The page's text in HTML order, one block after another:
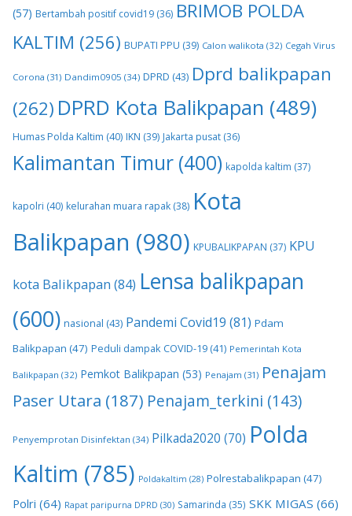
(57) Bertambah positif covid19 (36) BRIMOB POLDA
KALTIM (256) BUPATI PPU (39) Calon walikota (32) Cegah Virus
Corona (31) Dandim0905 (34) DPRD (43) Dprd balikpapan
(262) DPRD Kota Balikpapan (489)
Humas Polda Kaltim (40) IKN (39) Jakarta pusat (36)
Kalimantan Timur (400) kapolda kaltim (37)
kapolri (40) kelurahan muara rapak (38) Kota
Balikpapan (980) KPUBALIKPAPAN (37) KPU
kota Balikpapan (84) Lensa balikpapan
(600) nasional (43) Pandemi Covid19 (81) Pdam
Balikpapan (47) Peduli dampak COVID-19 (41) Pemerintah Kota
Balikpapan (32) Pemkot Balikpapan (53) Penajam (31) Penajam
Paser Utara (187) Penajam_terkini (143)
Penyemprotan Disinfektan (34) Pilkada2020 (70) Polda
Kaltim (785) Poldakaltim (28) Polrestabalikpapan (47)
Polri (64) Rapat paripurna DPRD (30) Samarinda (35) SKK MIGAS (66)